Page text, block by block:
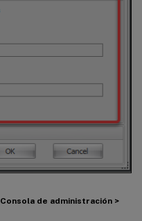
Consola de administración >